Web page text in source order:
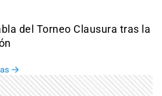
del Torneo Clausura tras la